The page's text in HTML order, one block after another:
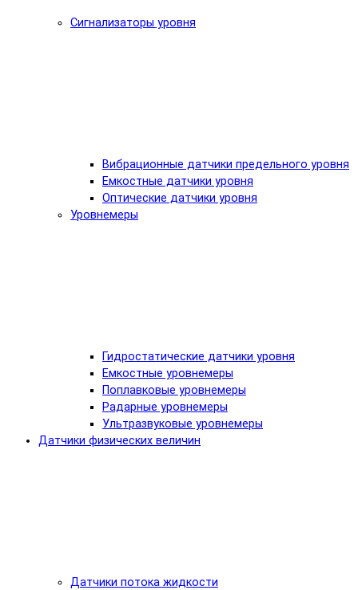
Сигнализаторы уровня
Вибрационные датчики предельного уровня
Емкостные датчики уровня
Оптические датчики уровня
Уровнемеры
Гидростатические датчики уровня
Емкостные уровнемеры
Поплавковые уровнемеры
Радарные уровнемеры
Ультразвуковые уровнемеры
Датчики физических величин
Датчики потока жидкости